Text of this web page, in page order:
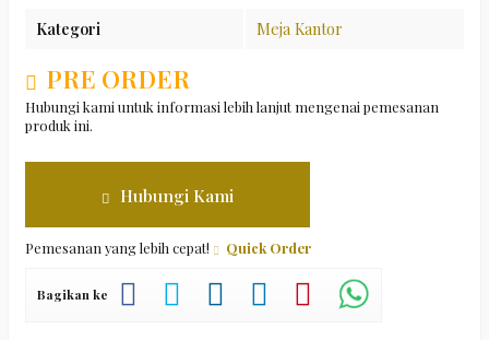
Kategori
Meja Kantor
PRE ORDER
Hubungi kami untuk informasi lebih lanjut mengenai pemesanan
produk ini.
Hubungi Kami
Pemesanan yang lebih cepat! Quick Order
Bagikan ke